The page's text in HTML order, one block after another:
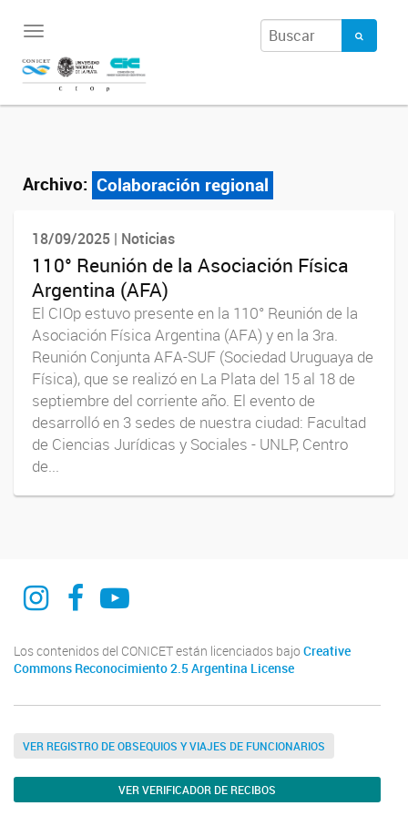
Toggle
navigation
Archivo: Colaboración regional
18/09/2025 | Noticias
110° Reunión de la Asociación Física
Argentina (AFA)
El CIOp estuvo presente en la 110° Reunión de la
Asociación Física Argentina (AFA) y en la 3ra.
Reunión Conjunta AFA-SUF (Sociedad Uruguaya de
Física), que se realizó en La Plata del 15 al 18 de
septiembre del corriente año. El evento de
desarrolló en 3 sedes de nuestra ciudad: Facultad
de Ciencias Jurídicas y Sociales - UNLP, Centro
de...
CIOp webCIOp La PlataCIOp La PLata
Los contenidos del CONICET están licenciados bajo Creative
Commons Reconocimiento 2.5 Argentina License
VER REGISTRO DE OBSEQUIOS Y VIAJES DE FUNCIONARIOS
VER VERIFICADOR DE RECIBOS